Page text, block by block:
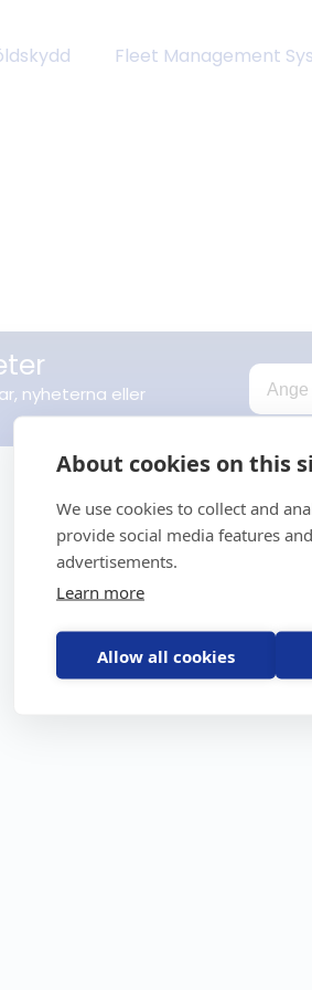
About cookies on this
We use cookies to collect and
provide social media features
advertisements.
Learn more
Allow all cookies
Fleet Management
nyheterna eller
Regelverk
Milersättning
Regler för tjänstebil
Regler för
förmånsbil
GPS-
Scout 2.0